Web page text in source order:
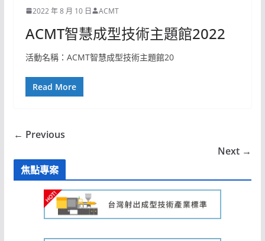
2022 年 8 月 10 日 ACMT
ACMT智慧成型技術主題館2022
活動名稱：ACMT智慧成型技術主題館20
Read More
← Previous
Next →
焦點專案